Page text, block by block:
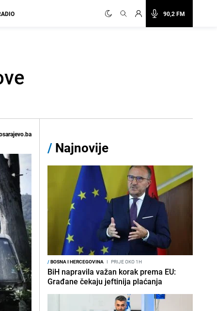
90,2 FM
/ Najnovije
/BOSNA I HERCEGOVINA I PRIJE OKO 1H
BiH napravila važan korak prema EU:
Građane čekaju jeftinija plaćanja